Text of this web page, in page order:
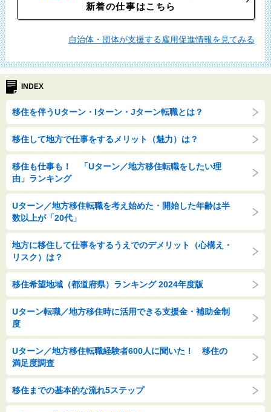
新着の仕事はこちら
自治体・団体が支援する雇用促進情報を見てみる
INDEX
移住を伴うUターン・Iターン・Jターン転職とは？
移住して地方で仕事をするメリット（魅力）は？
移住も仕事も！ 「Uターン／地方移住転職をしたい理
由」ランキング
Uターン／地方移住転職を考え始めた・開始した年齢は半
数以上が「20代」
地方に移住して仕事をするうえでのデメリット（心構え・
リスク）は？
移住希望地域（都道府県）ランキング 2024年度版
Uターン転職／地方移住時に活用できる支援金・補助金制
度
Uターン／地方移住転職経験者600人に聞いた！ 移住の
満足度調査
移住までの基本的な流れ5ステップ